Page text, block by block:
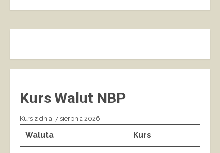
Kurs Walut NBP
Kurs z dnia: 7 sierpnia 2026
Waluta Kurs